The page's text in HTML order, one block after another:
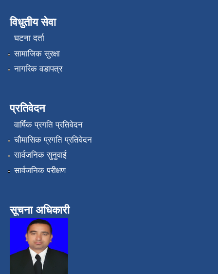
विधुतीय सेवा
घटना दर्ता
सामाजिक सुरक्षा
नागरिक वडापत्र
प्रतिवेदन
वार्षिक प्रगति प्रतिवेदन
चौमासिक प्रगति प्रतिवेदन
सार्वजनिक सुनुवाई
सार्वजनिक परीक्षण
सूचना अधिकारी